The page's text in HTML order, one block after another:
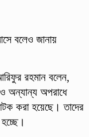
বলেও জানায়
রহমান বলেন,
অন্যান্য অপরাধে
করা হয়েছে। তাদের